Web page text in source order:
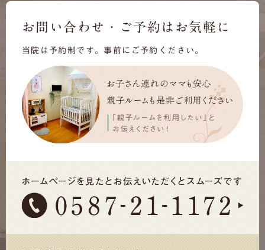
お問い合わせ・ご予約はお気軽に
当院は予約制です。事前にご予約ください。